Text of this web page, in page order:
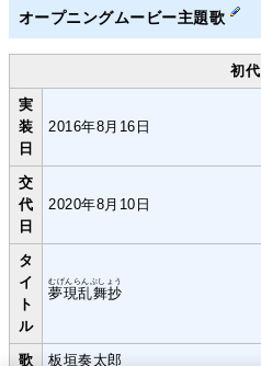
オープニングムービー主題歌
初代
実
装
日
2016年8月16日
交
代
日
2020年8月10日
タ
イ
ト
ル
夢現乱舞抄
むげんらんぶしょう
歌 板垣奏太郎